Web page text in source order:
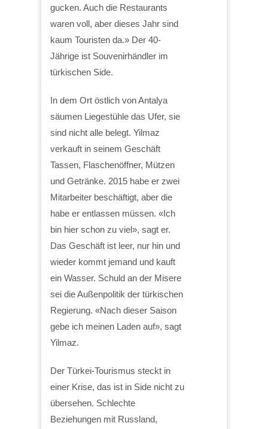
gucken. Auch die Restaurants
waren voll, aber dieses Jahr sind
kaum Touristen da.» Der 40-
Jährige ist Souvenirhändler im
türkischen Side.
In dem Ort östlich von Antalya
säumen Liegestühle das Ufer, sie
sind nicht alle belegt. Yilmaz
verkauft in seinem Geschäft
Tassen, Flaschenöffner, Mützen
und Getränke. 2015 habe er zwei
Mitarbeiter beschäftigt, aber die
habe er entlassen müssen. «Ich
bin hier schon zu viel», sagt er.
Das Geschäft ist leer, nur hin und
wieder kommt jemand und kauft
ein Wasser. Schuld an der Misere
sei die Außenpolitik der türkischen
Regierung. «Nach dieser Saison
gebe ich meinen Laden auf», sagt
Yilmaz.
Der Türkei-Tourismus steckt in
einer Krise, das ist in Side nicht zu
übersehen. Schlechte
Beziehungen mit Russland,